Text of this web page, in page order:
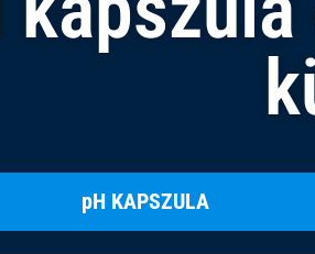
pH KAPSZULA